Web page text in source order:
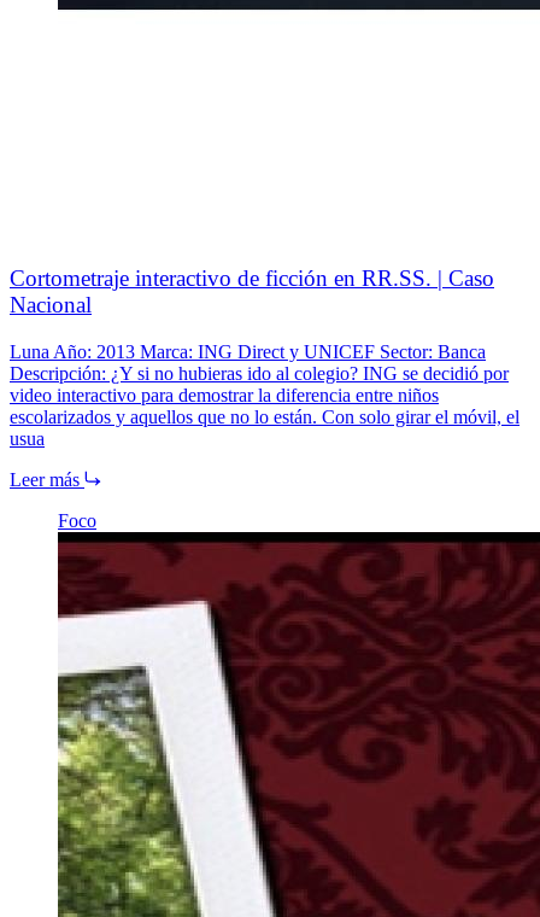
Cortometraje interactivo de ficción en RR.SS. | Caso
Nacional
Luna Año: 2013 Marca: ING Direct y UNICEF Sector: Banca
Descripción: ¿Y si no hubieras ido al colegio? ING se decidió por
video interactivo para demostrar la diferencia entre niños
escolarizados y aquellos que no lo están. Con solo girar el móvil, el
usua
Leer más
Foco